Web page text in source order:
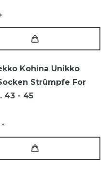
Kohina Unikko
Strümpfe For
43 - 45
*